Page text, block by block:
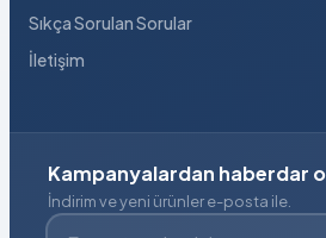
Sıkça Sorulan Sorular
İletişim
Kampanyalardan haberdar
İndirim ve yeni ürünler e-posta ile.
E-posta adresiniz